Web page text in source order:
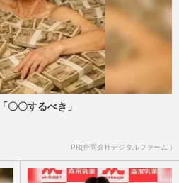
〇〇するべき」
PR(合同会社デジタルファーム )